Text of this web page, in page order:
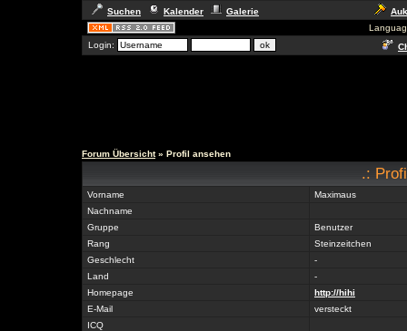
Suchen Kalender Galerie
Login:
Forum Übersicht» Profil ansehen
.:
Vorname
Maximaus
Nachname
Gruppe
Benutzer
Rang
Steinzeitchen
Geschlecht
-
Land
-
Homepage
http://hihi
E-Mail
versteckt
ICQ